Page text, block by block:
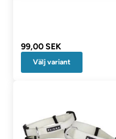
99,00 SEK
Välj variant